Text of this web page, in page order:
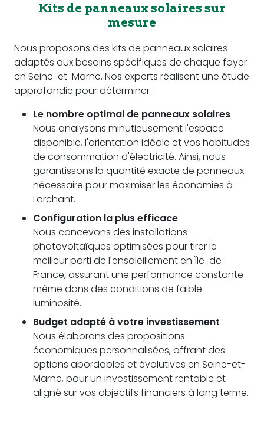
Kits de panneaux solaires sur
mesure
Nous proposons des kits de panneaux solaires
adaptés aux besoins spécifiques de chaque foyer
en Seine-et-Marne. Nos experts réalisent une étude
approfondie pour déterminer :
Le nombre optimal de panneaux solaires
Nous analysons minutieusement l'espace
disponible, l'orientation idéale et vos habitudes
de consommation d'électricité. Ainsi, nous
garantissons la quantité exacte de panneaux
nécessaire pour maximiser les économies à
Larchant.
Configuration la plus efficace
Nous concevons des installations
photovoltaïques optimisées pour tirer le
meilleur parti de l'ensoleillement en Île-de-
France, assurant une performance constante
même dans des conditions de faible
luminosité.
Budget adapté à votre investissement
Nous élaborons des propositions
économiques personnalisées, offrant des
options abordables et évolutives en Seine-et-
Marne, pour un investissement rentable et
aligné sur vos objectifs financiers à long terme.